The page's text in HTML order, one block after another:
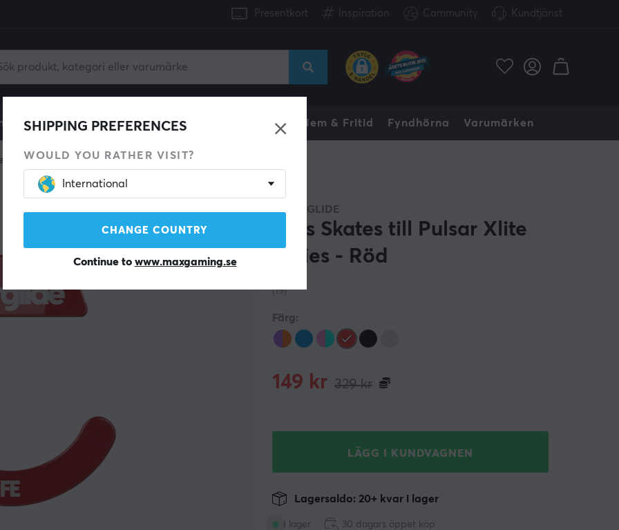
Presentkort Inspiration Community Kundtjänst
Konsol Gamingstol Mobiltillbehör Hem & Fritid Fyndhörna Varumärken
SHIPPING PREFERENCES
WOULD YOU RATHER VISIT?
International
CHANGE COUNTRY
Continue to www.maxgaming.se
skates
SUPERGLIDE
Glas Skates till Pulsar Xlite
Series - Röd
(19)
Färg:
329kr
149 kr
LÄGG I KUNDVAGNEN
I lager
Lagersaldo: 20+ kvar i lager
30 dagars öppet köp